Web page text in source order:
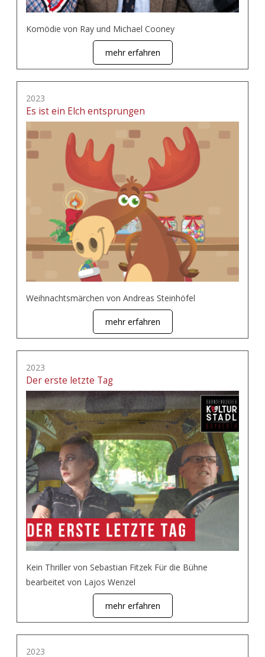
Komödie von Ray und Michael Cooney
mehr erfahren
2023
Es ist ein Elch entsprungen
Weihnachtsmärchen von Andreas Steinhöfel
mehr erfahren
2023
Der erste letzte Tag
Kein Thriller von Sebastian Fitzek Für die Bühne
bearbeitet von Lajos Wenzel
mehr erfahren
2023